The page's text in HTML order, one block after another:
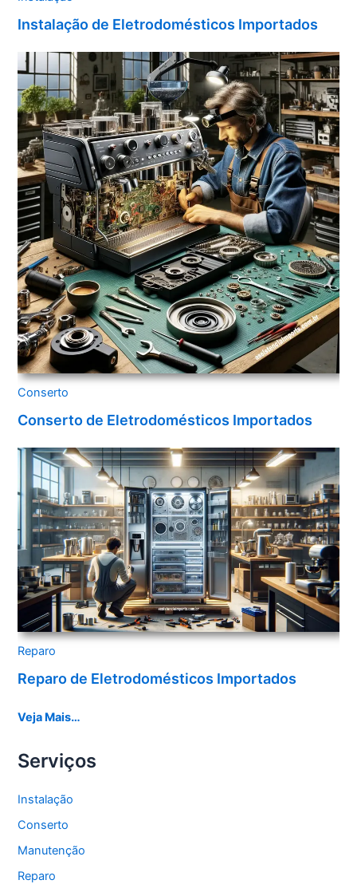
Instalação de Eletrodomésticos Importados
Conserto
Conserto de Eletrodomésticos Importados
Reparo
Reparo de Eletrodomésticos Importados
Veja Mais…
Serviços
Instalação
Conserto
Manutenção
Reparo